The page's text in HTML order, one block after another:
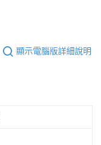
顯示電腦版詳細說明